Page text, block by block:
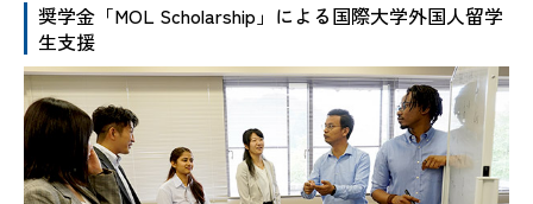
奨学金「MOL Scholarship」による国際大学外国人留学
生支援